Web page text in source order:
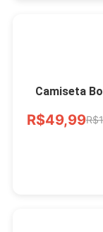
Camiseta
R$49,99